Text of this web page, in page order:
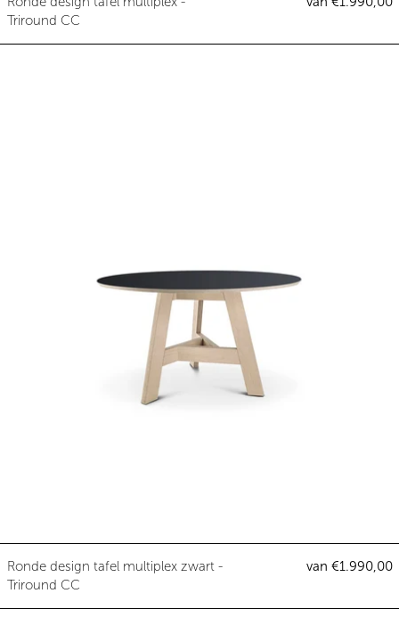
Triround CC
Ronde design tafel multiplex zwart -
Triround CC
van €1.990,00